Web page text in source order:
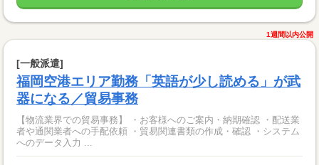
1週間以内公開
[一般派遣]
福岡空港エリア勤務「英語が少し読める」が武
器になる／貿易事務
【物流業界での貿易事務】 ・お客様へのご案内・納期確認 ・配送業
者や通関業者への手配依頼 ・貿易関連書類の作成・確認 ・システム
へのデータ入力 ...